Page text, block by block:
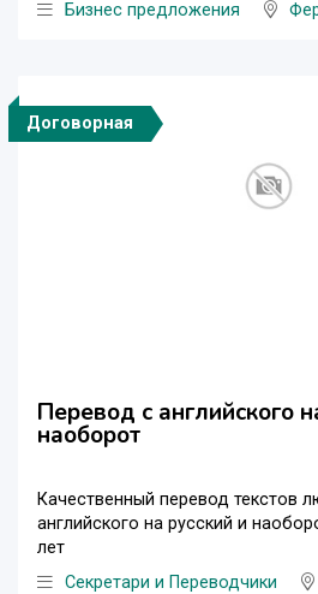
Бизнес предложения
Договорная
Перевод с английского
наоборот
Качественный перевод текстов
английского на русский и
лет
Секретари и Переводчики